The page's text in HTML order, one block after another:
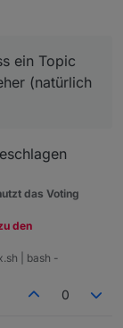
nur ein<Attribut>
Verbind
so geben,
wie die Topics
ein Topic
(natürlich
das Voting
den
| bash -
0